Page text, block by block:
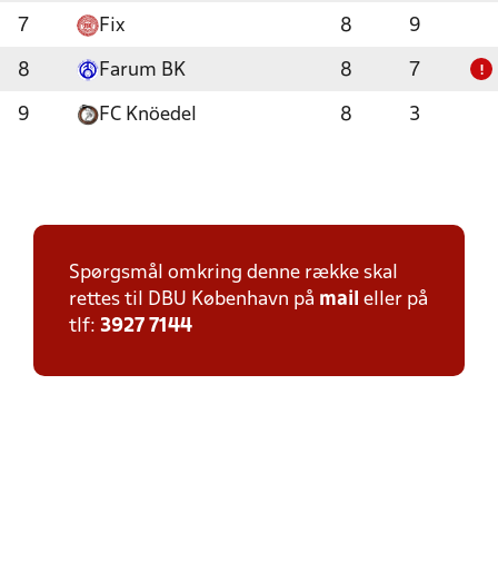
7 Fix 8 9
8 Farum BK 8 7 !
9 FC Knöedel 8 3
Spørgsmål omkring denne række skal
rettes til DBU København på mail eller på
tlf: 3927 7144